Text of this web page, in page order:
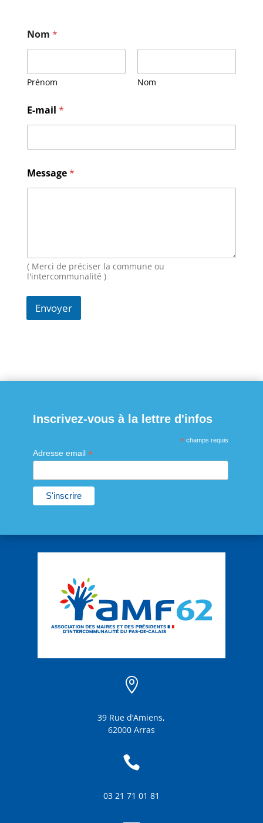
Nom *
Prénom Nom
e
s
a
e
*
E
E-mail *
Message*
( Merci de préciser la commune ou
l'intercommunalité )
Envoyer
Inscrivez-vous à la lettre d'infos
* champs requis
Adresse email *

39 Rue d’Amiens,
62000 Arras

03 21 71 01 81